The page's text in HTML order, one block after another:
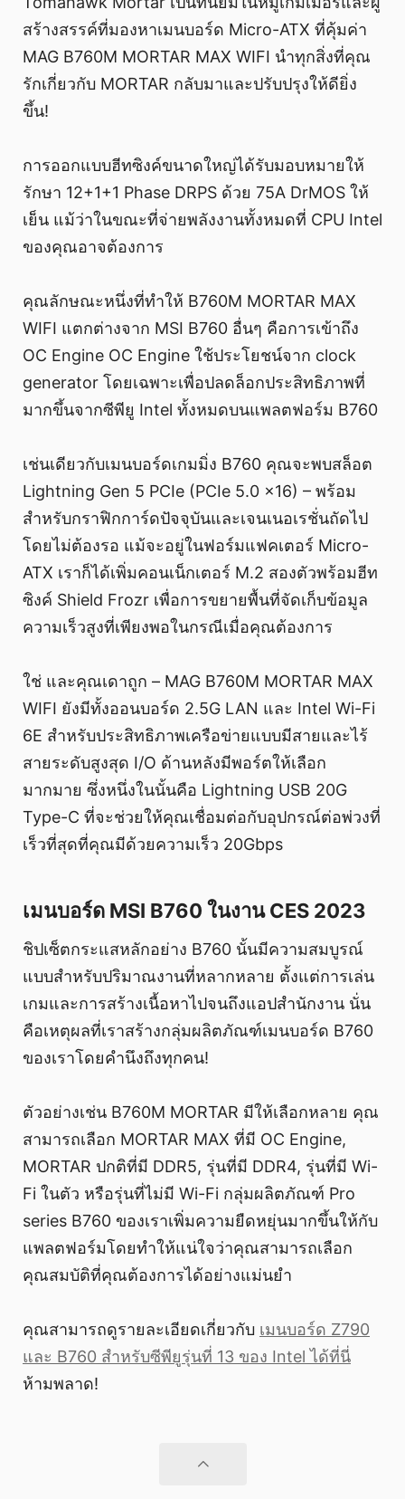
สร้างสรรค์ที่มองหาเมนบอร์ด Micro-ATX ที่คุ้มค่า
MAG B760M MORTAR MAX WIFI นำทุกสิ่งที่คุณ
รักเกี่ยวกับ MORTAR กลับมาและปรับปรุงให้ดียิ่ง
ขึ้น!
การออกแบบฮีทซิงค์ขนาดใหญ่ได้รับมอบหมายให้
รักษา 12+1+1 Phase DRPS ด้วย 75A DrMOS ให้
เย็น แม้ว่าในขณะที่จ่ายพลังงานทั้งหมดที่ CPU Intel
ของคุณอาจต้องการ
คุณลักษณะหนึ่งที่ทำให้ B760M MORTAR MAX
WIFI แตกต่างจาก MSI B760 อื่นๆ คือการเข้าถึง
OC Engine OC Engine ใช้ประโยชน์จาก clock
generator โดยเฉพาะเพื่อปลดล็อกประสิทธิภาพที่
มากขึ้นจากซีพียู Intel ทั้งหมดบนแพลตฟอร์ม B760
เช่นเดียวกับเมนบอร์ดเกมมิ่ง B760 คุณจะพบสล็อต
Lightning Gen 5 PCIe (PCIe 5.0 x16) – พร้อม
สำหรับกราฟิกการ์ดปัจจุบันและเจนเนอเรชั่นถัดไป
โดยไม่ต้องรอ แม้จะอยู่ในฟอร์มแฟคเตอร์ Micro-
ATX เราก็ได้เพิ่มคอนเน็กเตอร์ M.2 สองตัวพร้อมฮีท
ซิงค์ Shield Frozr เพื่อการขยายพื้นที่จัดเก็บข้อมูล
ความเร็วสูงที่เพียงพอในกรณีเมื่อคุณต้องการ
ใช่ และคุณเดาถูก – MAG B760M MORTAR MAX
WIFI ยังมีทั้งออนบอร์ด 2.5G LAN และ Intel Wi-Fi
6E สำหรับประสิทธิภาพเครือข่ายแบบมีสายและไร้
สายระดับสูงสุด I/O ด้านหลังมีพอร์ตให้เลือก
มากมาย ซึ่งหนึ่งในนั้นคือ Lightning USB 20G
Type-C ที่จะช่วยให้คุณเชื่อมต่อกับอุปกรณ์ต่อพ่วงที่
เร็วที่สุดที่คุณมีด้วยความเร็ว 20Gbps
เมนบอร์ด MSI B760 ในงาน CES 2023
ชิปเซ็ตกระแสหลักอย่าง B760 นั้นมีความสมบูรณ์
แบบสำหรับปริมาณงานที่หลากหลาย ตั้งแต่การเล่น
เกมและการสร้างเนื้อหาไปจนถึงแอปสำนักงาน นั่น
คือเหตุผลที่เราสร้างกลุ่มผลิตภัณฑ์เมนบอร์ด B760
ของเราโดยคำนึงถึงทุกคน!
ตัวอย่างเช่น B760M MORTAR มีให้เลือกหลาย คุณ
สามารถเลือก MORTAR MAX ที่มี OC Engine,
MORTAR ปกติที่มี DDR5, รุ่นที่มี DDR4, รุ่นที่มี Wi-
Fi ในตัว หรือรุ่นที่ไม่มี Wi-Fi กลุ่มผลิตภัณฑ์ Pro
series B760 ของเราเพิ่มความยืดหยุ่นมากขึ้นให้กับ
แพลตฟอร์มโดยทำให้แน่ใจว่าคุณสามารถเลือก
คุณสมบัติที่คุณต้องการได้อย่างแม่นยำ
คุณสามารถดูรายละเอียดเกี่ยวกับ เมนบอร์ด Z790
และ B760 สำหรับซีพียูรุ่นที่ 13 ของ Intel ได้ที่นี่
ห้ามพลาด!